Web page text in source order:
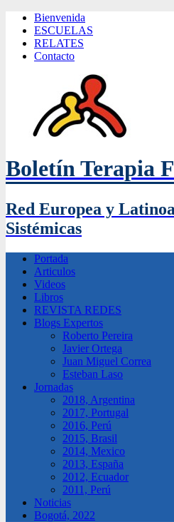
Bienvenida
ESCUELAS
RELATES
Contacto
Boletín Terapia
Red Europea y
Sistémicas
Portada
Articulos
Videos
Libros
REVISTA REDES
Blogs Expertos
Roberto Pereira
Javier Ortega
Juan Miguel Correa
Esteban Laso
Jornadas
2018, Argentina
2017, Portugal
2016, Perú
2015, Brasil
2014, Mexico
2013, España
2012, Ecuador
2011, Perú
Noticias
Bogotá, 2022